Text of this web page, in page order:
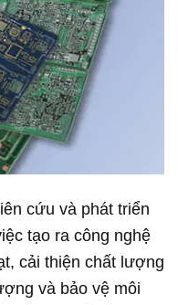
cứu và phát triển
tạo ra công nghệ
cải thiện chất lượng
và bảo vệ môi